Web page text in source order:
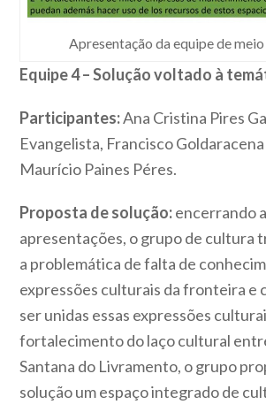
Apresentação da equipe de
Equipe 4 – Solução voltado à
Participantes:Ana Cristina Pires
Evangelista, Francisco
Maurício Paines Péres.
Proposta de solução:encerrando
apresentações, o grupo de cultura
a problemática de falta de
expressões culturais da fronteira e
ser unidas essas expressões
fortalecimento do laço cultural
Santana do Livramento, o grupo
solução um espaço integrado de